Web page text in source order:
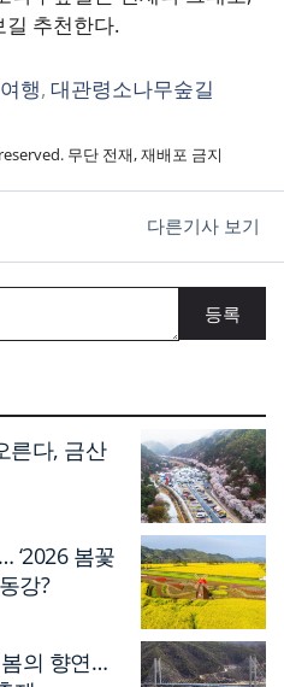
길 추천한다.
행,대관령소나무숲길
무단 전재, 재배포 금지
다른기사 보기
른다, 금산
‘2026 봄꽃
강?
봄의 향연…